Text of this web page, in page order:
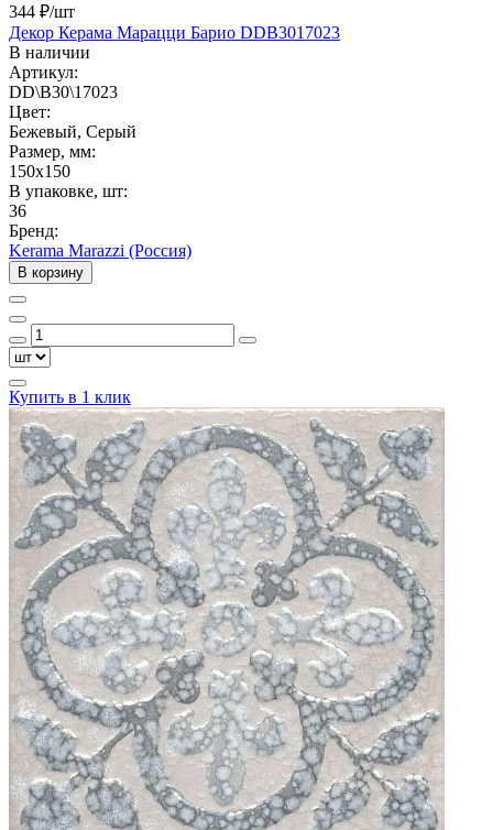
344 ₽/шт
Декор Керама Марацци Барио DDB3017023
В наличии
Артикул:
DD\B30\17023
Цвет:
Бежевый, Серый
Размер, мм:
150x150
В упаковке, шт:
36
Бренд:
Kerama Marazzi (Россия)
В корзину
Купить в 1 клик